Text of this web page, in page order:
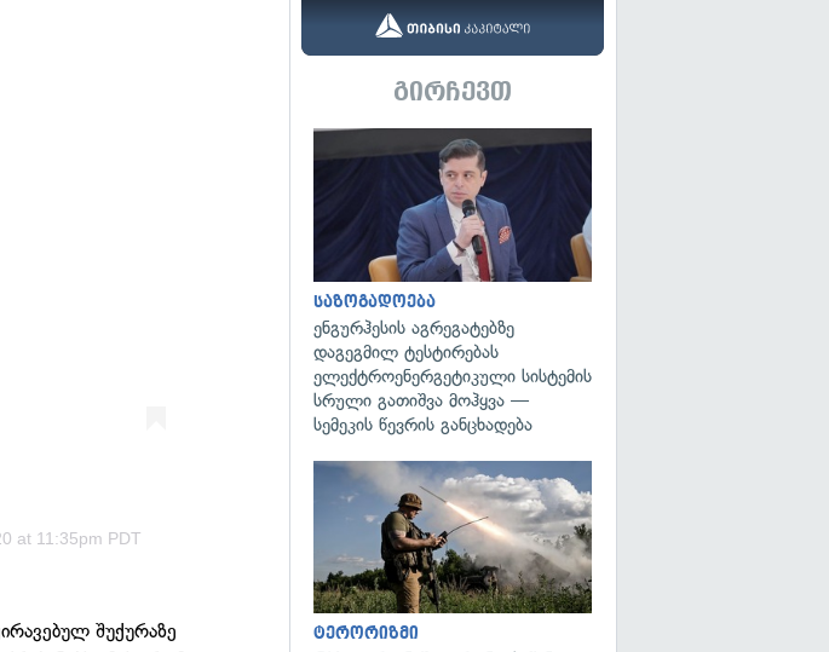
at 11:35pm PDT
შუქურაზე
გირჩევთ
საზოგადოება
ენგურჰესის აგრეგატებზე
დაგეგმილ ტესტირებას
ელექტროენერგეტიკული სისტემის
სრული გათიშვა მოჰყვა —
სემეკის წევრის განცხადება
ტერორიზმი